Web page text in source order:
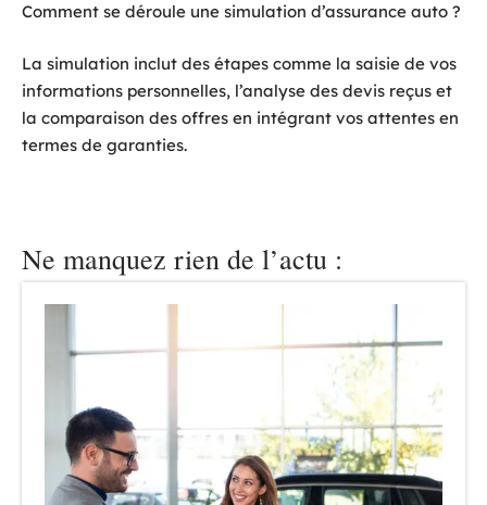
Comment se déroule une simulation d’assurance auto ?
La simulation inclut des étapes comme la saisie de vos
informations personnelles, l’analyse des devis reçus et
la comparaison des offres en intégrant vos attentes en
termes de garanties.
Ne manquez rien de l’actu :